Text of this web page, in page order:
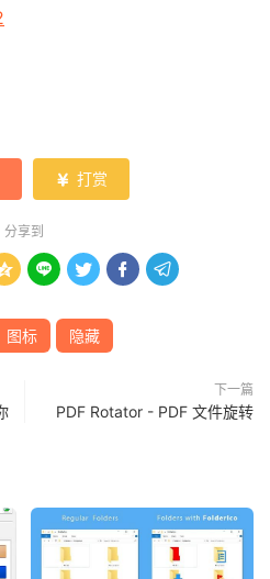
 打赏
分享到
   
图标 隐藏
下一篇
PDF Rotator - PDF 文件旋转